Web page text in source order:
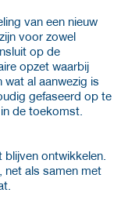
van een nieuw
voor zowel
op de
opzet waarbij
al aanwezig is
gefaseerd op te
de toekomst.
ontwikkelen.
net als samen met